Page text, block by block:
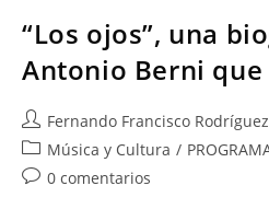
“Los ojos”, una
Antonio Berni que
Fernando Francisco Rodríguez
Música y Cultura /
0 comentarios